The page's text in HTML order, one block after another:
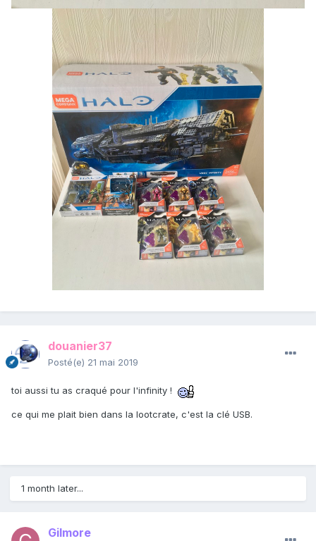
douanier37
Posté(e) 21 mai 2019
toi aussi tu as craqué pour l'infinity !
ce qui me plait bien dans la lootcrate, c'est la clé USB.
1 month later...
Gilmore